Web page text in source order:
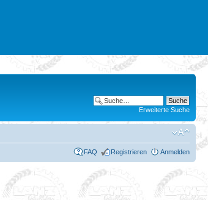
Erweiterte Suche
FAQ Registrieren Anmelden